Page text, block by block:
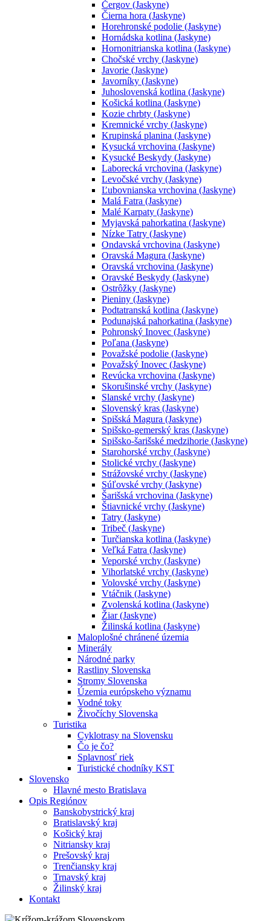
Čergov (Jaskyne)
Čierna hora (Jaskyne)
Horehronské podolie (Jaskyne)
Hornádska kotlina (Jaskyne)
Hornonitrianska kotlina (Jaskyne)
Chočské vrchy (Jaskyne)
Javorie (Jaskyne)
Javorníky (Jaskyne)
Juhoslovenská kotlina (Jaskyne)
Košická kotlina (Jaskyne)
Kozie chrbty (Jaskyne)
Kremnické vrchy (Jaskyne)
Krupinská planina (Jaskyne)
Kysucká vrchovina (Jaskyne)
Kysucké Beskydy (Jaskyne)
Laborecká vrchovina (Jaskyne)
Levočské vrchy (Jaskyne)
Ľubovnianska vrchovina (Jaskyne)
Malá Fatra (Jaskyne)
Malé Karpaty (Jaskyne)
Myjavská pahorkatina (Jaskyne)
Nízke Tatry (Jaskyne)
Ondavská vrchovina (Jaskyne)
Oravská Magura (Jaskyne)
Oravská vrchovina (Jaskyne)
Oravské Beskydy (Jaskyne)
Ostrôžky (Jaskyne)
Pieniny (Jaskyne)
Podtatranská kotlina (Jaskyne)
Podunajská pahorkatina (Jaskyne)
Pohronský Inovec (Jaskyne)
Poľana (Jaskyne)
Považské podolie (Jaskyne)
Považský Inovec (Jaskyne)
Revúcka vrchovina (Jaskyne)
Skorušinské vrchy (Jaskyne)
Slanské vrchy (Jaskyne)
Slovenský kras (Jaskyne)
Spišská Magura (Jaskyne)
Spišsko-gemerský kras (Jaskyne)
Spišsko-šarišské medzihorie (Jaskyne)
Starohorské vrchy (Jaskyne)
Stolické vrchy (Jaskyne)
Strážovské vrchy (Jaskyne)
Súľovské vrchy (Jaskyne)
Šarišská vrchovina (Jaskyne)
Štiavnické vrchy (Jaskyne)
Tatry (Jaskyne)
Tribeč (Jaskyne)
Turčianska kotlina (Jaskyne)
Veľká Fatra (Jaskyne)
Veporské vrchy (Jaskyne)
Vihorlatské vrchy (Jaskyne)
Volovské vrchy (Jaskyne)
Vtáčnik (Jaskyne)
Zvolenská kotlina (Jaskyne)
Žiar (Jaskyne)
Žilinská kotlina (Jaskyne)
Maloplošné chránené územia
Minerály
Národné parky
Rastliny Slovenska
Stromy Slovenska
Územia európskeho významu
Vodné toky
Živočíchy Slovenska
Turistika
Cyklotrasy na Slovensku
Čo je čo?
Splavnosť riek
Turistické chodníky KST
Slovensko
Hlavné mesto Bratislava
Opis Regiónov
Banskobystrický kraj
Bratislavský kraj
Košický kraj
Nitriansky kraj
Prešovský kraj
Trenčiansky kraj
Trnavský kraj
Žilinský kraj
Kontakt